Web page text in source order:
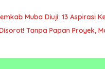
Muba Diuji: 13 Aspirasi
Tanpa Papan Proyek,